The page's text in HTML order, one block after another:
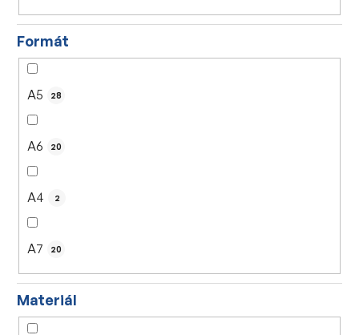
Formát
A5 28
A6 20
A4 2
A7 20
Materiál